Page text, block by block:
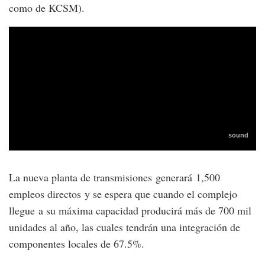
como de KCSM).
La nueva planta de transmisiones generará 1,500
empleos directos y se espera que cuando el complejo
llegue a su máxima capacidad producirá más de 700 mil
unidades al año, las cuales tendrán una integración de
componentes locales de 67.5%.